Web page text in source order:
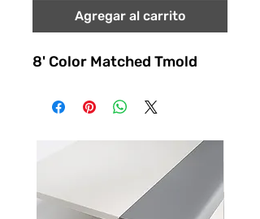
Agregar al carrito
8' Color Matched Tmold